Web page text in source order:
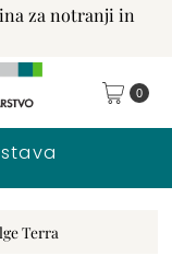
za notranji in
0
Terra